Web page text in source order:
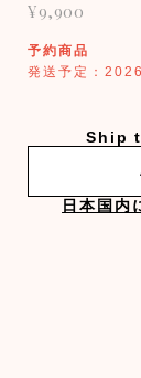
¥9,900
予約商品
発送予定：
Ship
日本国内